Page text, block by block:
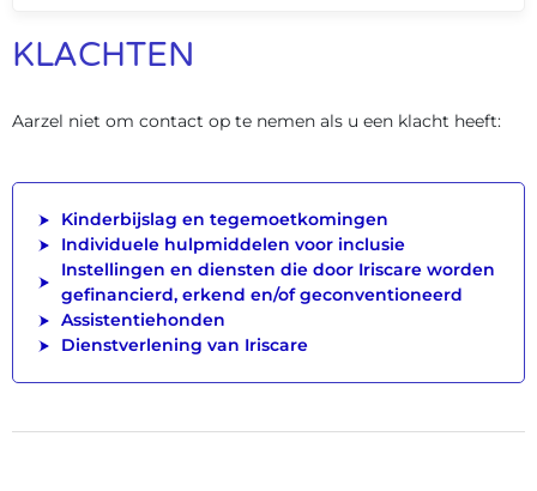
KLACHTEN
Aarzel niet om contact op te nemen als u een klacht heeft:
Kinderbijslag en tegemoetkomingen
Individuele hulpmiddelen voor inclusie
Instellingen en diensten die door Iriscare worden
gefinancierd, erkend en/of geconventioneerd
Assistentiehonden
Dienstverlening van Iriscare